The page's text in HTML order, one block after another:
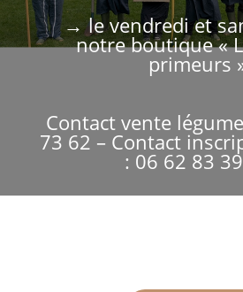
→ le vendredi et
notre boutique «
primeurs
Contact vente
73 62 – Contact
: 06 62 83